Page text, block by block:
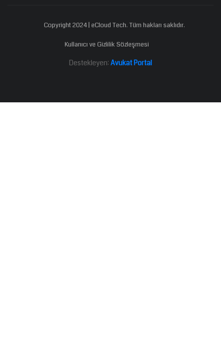
Copyright 2024 | eCloud Tech. Tüm hakları saklıdır.
Kullanıcı ve Gizlilik Sözleşmesi
Destekleyen: Avukat Portal